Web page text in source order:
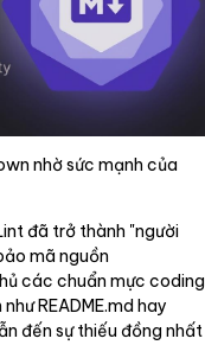
nhờ sức mạnh của
đã trở thành "người
mã nguồn
các chuẩn mực coding
README.md hay
đến sự thiếu đồng nhất